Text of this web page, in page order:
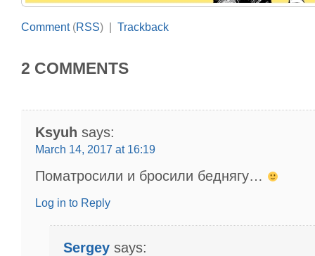
Comment(RSS) | Trackback
2 COMMENTS
Ksyuh says:
March 14, 2017 at 16:19
Поматросили и бросили беднягу…
Log in to Reply
Sergey says: